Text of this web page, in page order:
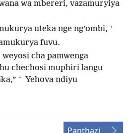
wa mbereri, vazamuryiya
uteka nge ng’ombi, +
fuvu.
cha pamwenga
chechosi muphiri langu
+ Yehova ndiyu
Panthazi